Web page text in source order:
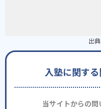
出典
入塾に関す
当サイトからの